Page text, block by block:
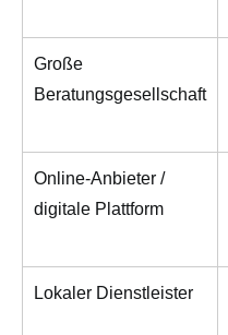
Große
Beratungsgesellschaft
Online-Anbieter /
digitale Plattform
Lokaler Dienstleister